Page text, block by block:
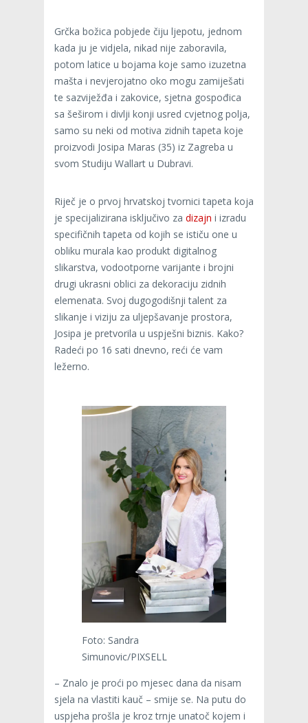
Grčka božica pobjede čiju ljepotu, jednom
kada ju je vidjela, nikad nije zaboravila,
potom latice u bojama koje samo izuzetna
mašta i nevjerojatno oko mogu zamiješati
te sazviježđa i zakovice, sjetna gospođica
sa šeširom i divlji konji usred cvjetnog polja,
samo su neki od motiva zidnih tapeta koje
proizvodi Josipa Maras (35) iz Zagreba u
svom Studiju Wallart u Dubravi.
Riječ je o prvoj hrvatskoj tvornici tapeta koja
je specijalizirana isključivo za dizajn i izradu
specifičnih tapeta od kojih se ističu one u
obliku murala kao produkt digitalnog
slikarstva, vodootporne varijante i brojni
drugi ukrasni oblici za dekoraciju zidnih
elemenata. Svoj dugogodišnji talent za
slikanje i viziju za uljepšavanje prostora,
Josipa je pretvorila u uspješni biznis. Kako?
Radeći po 16 sati dnevno, reći će vam
ležerno.
Foto: Sandra
Simunovic/PIXSELL
– Znalo je proći po mjesec dana da nisam
sjela na vlastiti kauč – smije se. Na putu do
uspjeha prošla je kroz trnje unatoč kojem i